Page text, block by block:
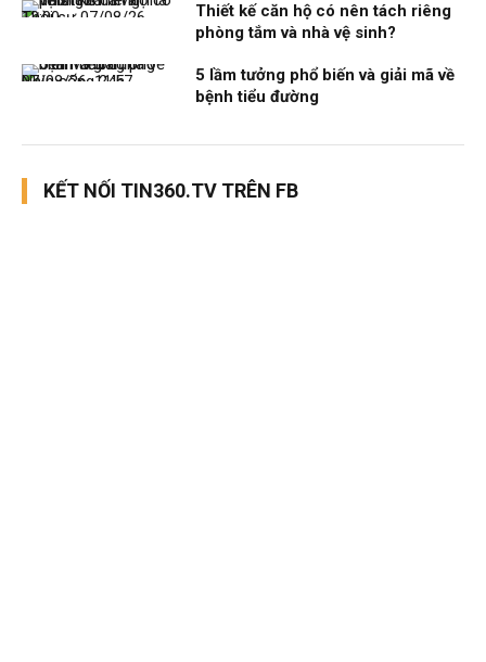
Thời sự
07/08/26, 12:00
Thiết kế căn hộ có nên tách riêng
phòng tắm và nhà vệ sinh?
Nhịp sống 24h
07/08/26, 11:57
5 lầm tưởng phổ biến và giải mã về
bệnh tiểu đường
KẾT NỐI TIN360.TV TRÊN FB